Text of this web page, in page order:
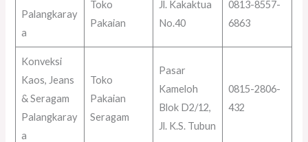
Palangkaray
a
Toko
Pakaian
Jl. Kakaktua
No.40
0813-8557-
6863
Konveksi
Kaos, Jeans
& Seragam
Palangkaray
a
Toko
Pakaian
Seragam
Pasar
Kameloh
Blok D2/12,
Jl. K.S. Tubun
0815-2806-
432